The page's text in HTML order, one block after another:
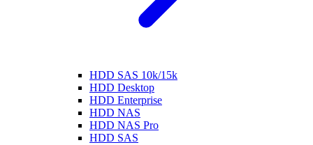
HDD SAS 10k/15k
HDD Desktop
HDD Enterprise
HDD NAS
HDD NAS Pro
HDD SAS